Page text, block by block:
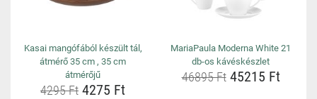
Kasai mangófából készült tál,
átmérő 35 cm , 35 cm
átmérőjű
4295 Ft 4275 Ft
MariaPaula Moderna White 21
db-os kávéskészlet
46895 Ft45215 Ft